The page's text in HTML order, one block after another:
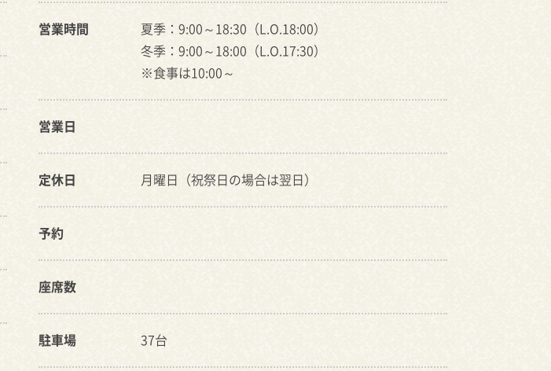
営業時間
夏季：9:00～18:30（L.O.18:00）
冬季：9:00～18:00（L.O.17:30）
※食事は10:00～
営業日
定休日 月曜日（祝祭日の場合は翌日）
予約
座席数
駐車場 37台